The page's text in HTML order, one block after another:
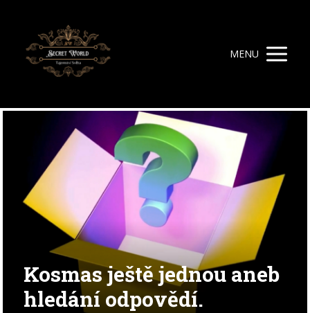
MENU
Kosmas ještě jednou aneb
hledání odpovědí.